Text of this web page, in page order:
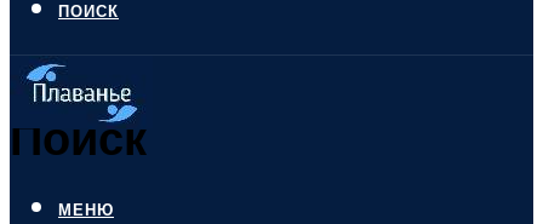
ПОИСК
Поиск
МЕНЮ